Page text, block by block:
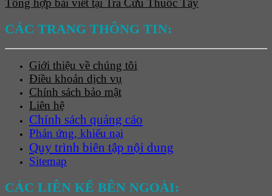
Tổng hợp bài viết tại Tra Cứu Thuốc Tây
CÁC TRANG THÔNG TIN:
Giới thiệu về chúng tôi
Điều khoản dịch vụ
Chính sách bảo mật
Liên hệ
Chính sách quảng cáo
Phản ứng, khiếu nại
Quy trình biên tập nội dung
Sitemap
CÁC LIÊN KẾ BÊN NGOÀI: